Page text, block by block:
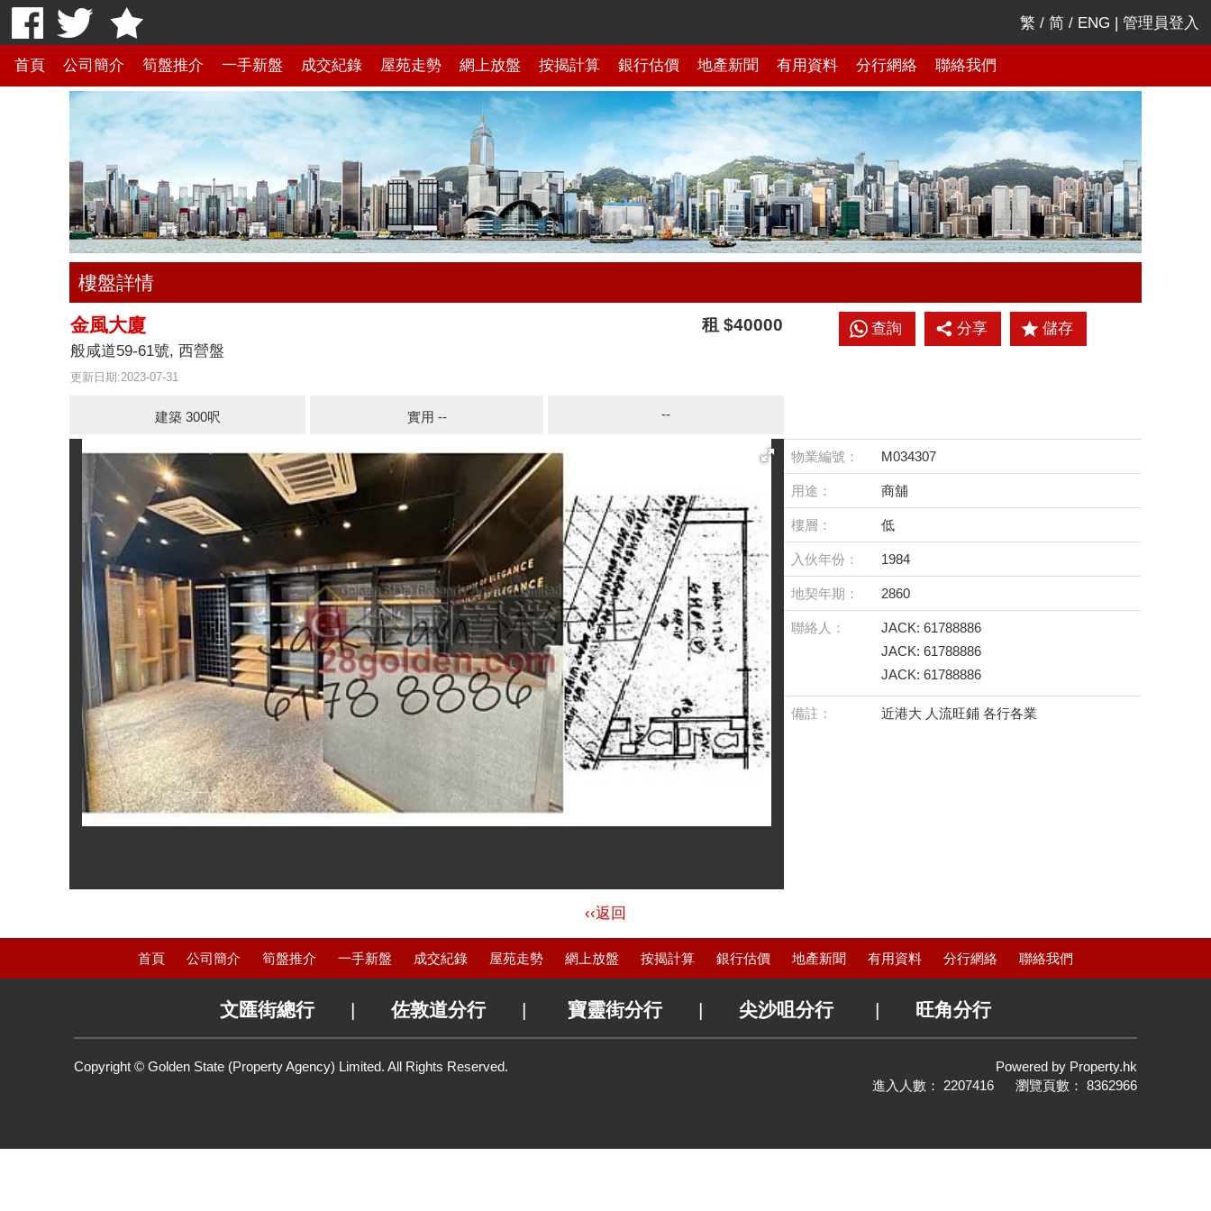
繁 / 简 / ENG | 管理員登入
首頁 公司簡介 筍盤推介 一手新盤 成交紀錄 屋苑走勢 網上放盤 按揭計算 銀行估價 地產新聞 有用資料 分行網絡 聯絡我們
樓盤詳情
金風大廈
般咸道59-61號, 西營盤
更新日期:2023-07-31
租 $40000
建築 300呎 實用 -- --
查詢 分享 儲存
物業編號： M034307
用途： 商舖
樓層： 低
入伙年份： 1984
地契年期： 2860
聯絡人：
JACK: 61788886
JACK: 61788886
JACK: 61788886
備註： 近港大 人流旺鋪 各行各業
‹‹返回
首頁 公司簡介 筍盤推介 一手新盤 成交紀錄 屋苑走勢 網上放盤 按揭計算 銀行估價 地產新聞 有用資料 分行網絡 聯絡我們
文匯街總行 | 佐敦道分行 | 寶靈街分行 | 尖沙咀分行 | 旺角分行
Copyright © Golden State (Property Agency) Limited. All Rights Reserved. Powered by Property.hk
進入人數： 2207416 瀏覽頁數： 8362966